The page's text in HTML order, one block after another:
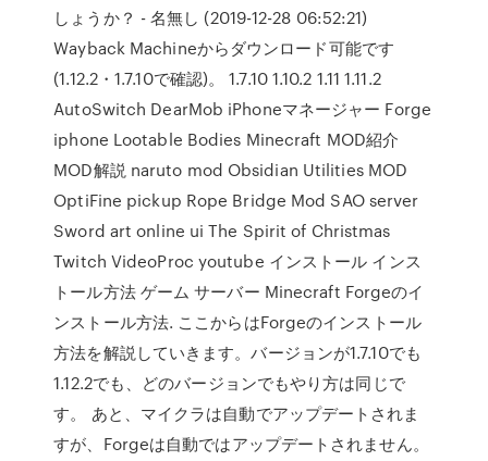
しょうか？ - 名無し (2019-12-28 06:52:21)
Wayback Machineからダウンロード可能です
(1.12.2・1.7.10で確認)。 1.7.10 1.10.2 1.11 1.11.2
AutoSwitch DearMob iPhoneマネージャー Forge
iphone Lootable Bodies Minecraft MOD紹介
MOD解説 naruto mod Obsidian Utilities MOD
OptiFine pickup Rope Bridge Mod SAO server
Sword art online ui The Spirit of Christmas
Twitch VideoProc youtube インストール インス
トール方法 ゲーム サーバー Minecraft Forgeのイ
ンストール方法. ここからはForgeのインストール
方法を解説していきます。バージョンが1.7.10でも
1.12.2でも、どのバージョンでもやり方は同じで
す。 あと、マイクラは自動でアップデートされま
すが、Forgeは自動ではアップデートされません。